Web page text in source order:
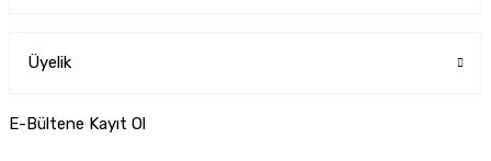
Üyelik
E-Bültene Kayıt Ol